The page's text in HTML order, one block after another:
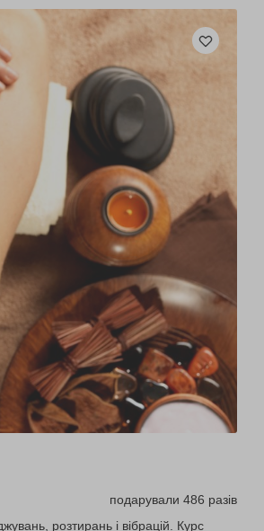
подарували 486 разів
розтирань і вібрацій. Курс